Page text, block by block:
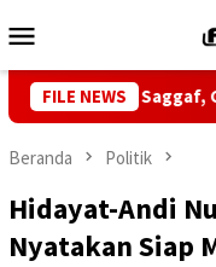
ke
Mobile
FILE NEWS
5 Habib Saggaf,
Beranda Politik
Hidayat-Andi
Nyatakan Siap